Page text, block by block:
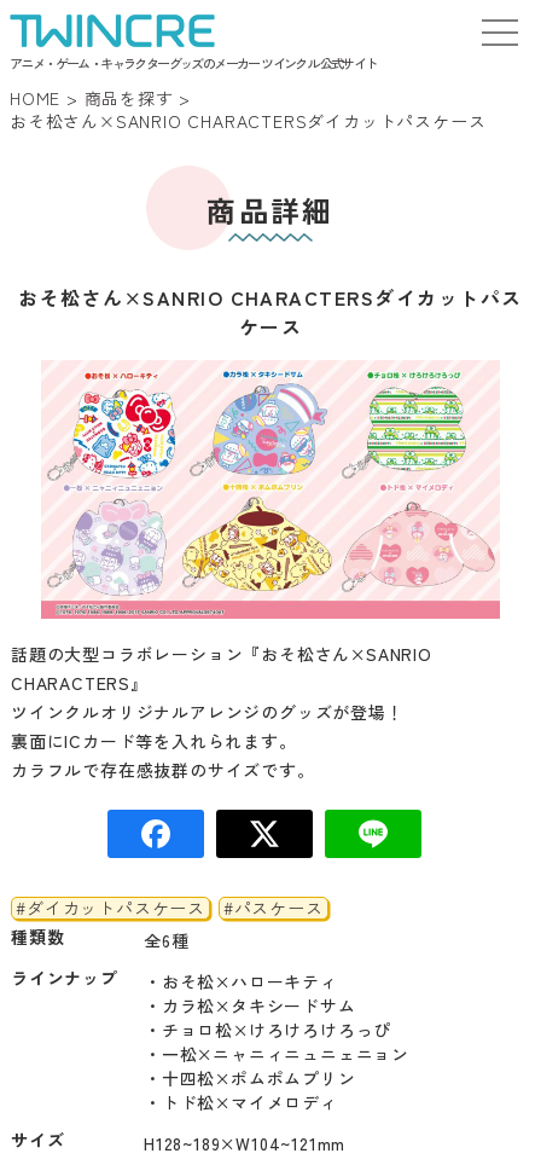
アニメ・ゲーム・キャラクターグッズのメーカー ツインクル 公式サイト
HOME > 商品を探す >
おそ松さん×SANRIO CHARACTERSダイカットパスケース
商品詳細
おそ松さん×SANRIO CHARACTERSダイカットパス
ケース
話題の大型コラボレーション『おそ松さん×SANRIO
CHARACTERS』
ツインクルオリジナルアレンジのグッズが登場！
裏面にICカード等を入れられます。
カラフルで存在感抜群のサイズです。
#ダイカットパスケース
#パスケース
種類数
全6種
ラインナップ
・おそ松×ハローキティ
・カラ松×タキシードサム
・チョロ松×けろけろけろっぴ
・一松×ニャニィニュニェニョン
・十四松×ポムポムプリン
・トド松×マイメロディ
サイズ
H128~189×W104~121mm